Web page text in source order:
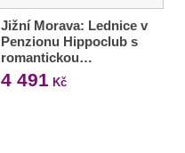
Jižní Morava: Lednice v
Penzionu Hippoclub s
romantickou…
4 491 Kč